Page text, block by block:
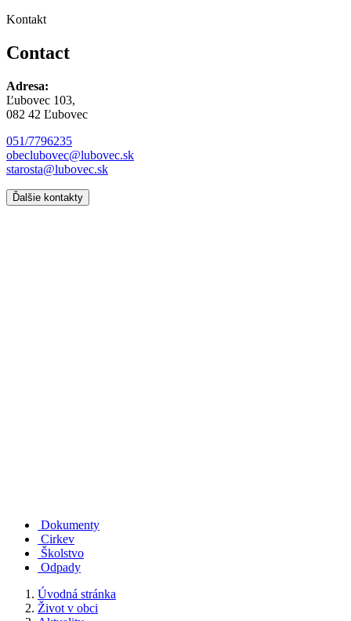
Kontakt
Contact
Adresa:
Ľubovec 103,
082 42 Ľubovec
051/7796235
obeclubovec@lubovec.sk
starosta@lubovec.sk
Ďalšie kontakty
Dokumenty
Cirkev
Školstvo
Odpady
Úvodná stránka
Život v obci